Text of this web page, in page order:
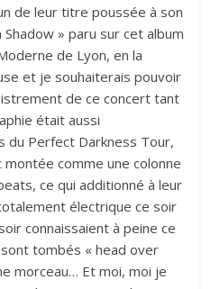
de leur titre poussée à son
» paru sur cet album
de Lyon, en la
et je souhaiterais pouvoir
de ce concert tant
était aussi
du Perfect Darkness Tour,
comme une colonne
ce qui additionné à leur
électrique ce soir
connaissaient à peine ce
tombés « head over
morceau… Et moi, moi je